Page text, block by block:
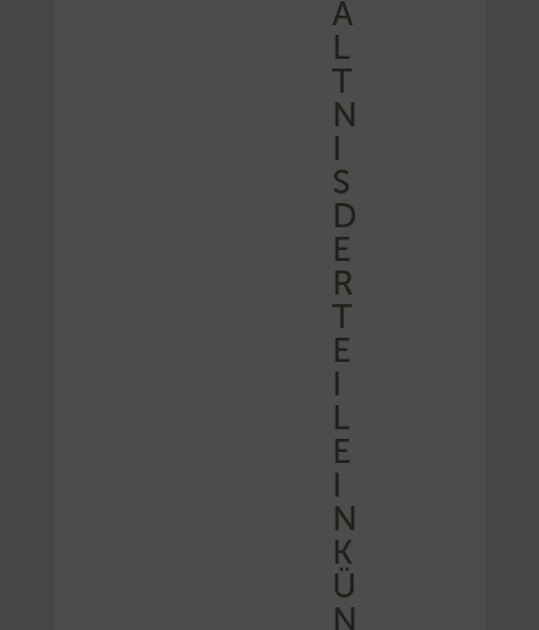
Ä
L
T
N
I
S
D
E
R
T
E
I
L
E
I
N
K
Ü
N